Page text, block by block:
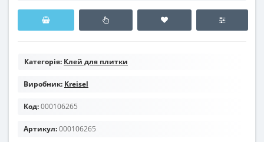
Категорія: Клей для плитки
Виробник: Kreisel
Код:000106265
Артикул:000106265